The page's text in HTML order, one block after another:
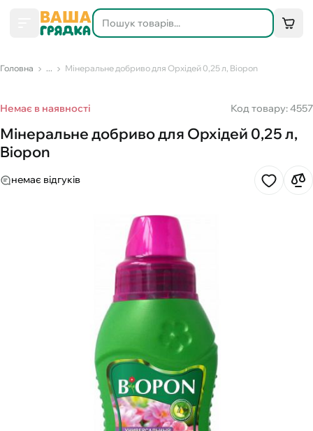
Головна ... Мінеральне добриво для Орхідей 0,25 л, Biopon
Немає в наявності Код товару: 4557
Мінеральне добриво для Орхідей 0,25 л,
Biopon
немає відгуків